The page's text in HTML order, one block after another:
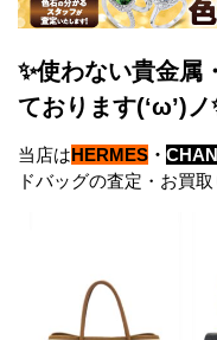
✨使わない貴金属
ております(‘ω’)ノ
当店はHERMES ・
ドバッグの査定・お買